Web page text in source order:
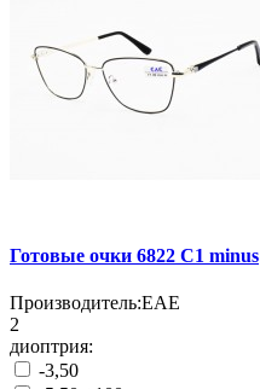
Готовые очки 6822 C1 minus
Производитель:EAE
2
диоптрия:
-3,50